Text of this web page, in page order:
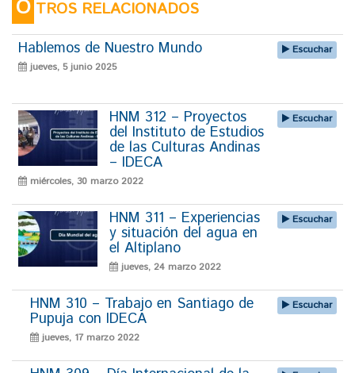
O TROS RELACIONADOS
Hablemos de Nuestro Mundo
jueves, 5 junio 2025
Escuchar
HNM 312 – Proyectos
del Instituto de Estudios
de las Culturas Andinas
– IDECA
miércoles, 30 marzo 2022
Escuchar
HNM 311 – Experiencias
y situación del agua en
el Altiplano
jueves, 24 marzo 2022
Escuchar
HNM 310 – Trabajo en Santiago de
Pupuja con IDECA
jueves, 17 marzo 2022
Escuchar